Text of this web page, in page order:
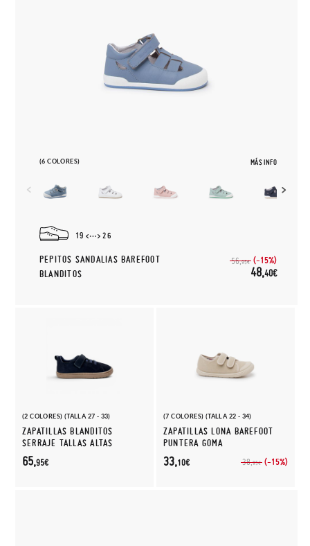
(6 COLORES) MÁS INFO
19 26
PEPITOS SANDALIAS BAREFOOT
BLANDITOS
56,95€ (-15%)
48,40€
(2 COLORES) (TALLA 27 - 33)
ZAPATILLAS BLANDITOS
SERRAJE TALLAS ALTAS
65,95€
(7 COLORES) (TALLA 22 - 34)
ZAPATILLAS LONA BAREFOOT
PUNTERA GOMA
38,95€ (-15%)
33,10€